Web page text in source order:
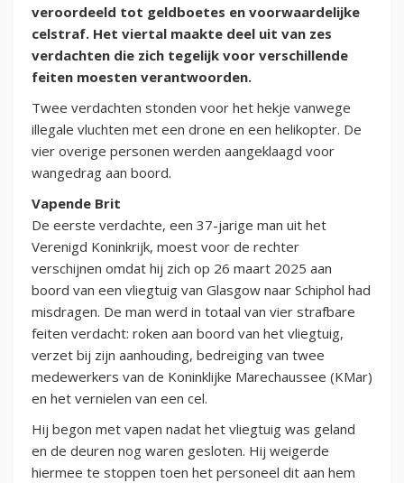
veroordeeld tot geldboetes en voorwaardelijke
celstraf. Het viertal maakte deel uit van zes
verdachten die zich tegelijk voor verschillende
feiten moesten verantwoorden.
Twee verdachten stonden voor het hekje vanwege
illegale vluchten met een drone en een helikopter. De
vier overige personen werden aangeklaagd voor
wangedrag aan boord.
Vapende Brit
De eerste verdachte, een 37-jarige man uit het
Verenigd Koninkrijk, moest voor de rechter
verschijnen omdat hij zich op 26 maart 2025 aan
boord van een vliegtuig van Glasgow naar Schiphol had
misdragen. De man werd in totaal van vier strafbare
feiten verdacht: roken aan boord van het vliegtuig,
verzet bij zijn aanhouding, bedreiging van twee
medewerkers van de Koninklijke Marechaussee (KMar)
en het vernielen van een cel.
Hij begon met vapen nadat het vliegtuig was geland
en de deuren nog waren gesloten. Hij weigerde
hiermee te stoppen toen het personeel dit aan hem